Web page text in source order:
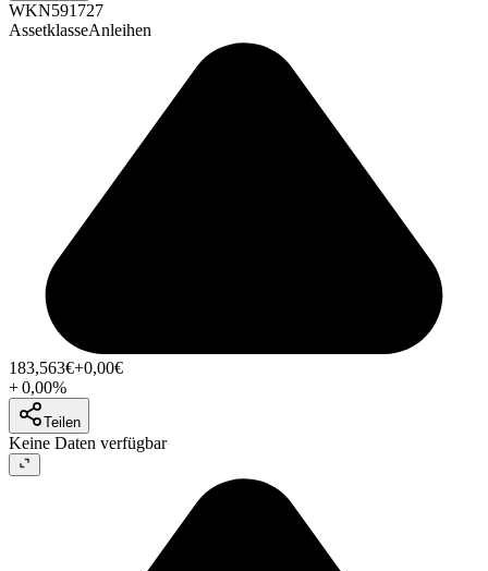
WKN591727
AssetklasseAnleihen
183,563€+0,00€
+0,00%
Teilen
Keine Daten verfügbar